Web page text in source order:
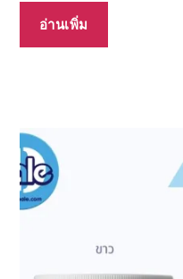
อ่านเพิ่ม